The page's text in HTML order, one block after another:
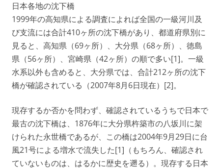
日本各地の沈下橋
1999年の高知県による調査によれば全国の一級河川及
び支流には合計410ヶ所の沈下橋があり、都道府県別に
見ると、高知県（69ヶ所）、大分県（68ヶ所）、徳島
県（56ヶ所）、宮崎県（42ヶ所）の順で多い[1]。一級
水系以外も含めると、大分県では、合計212ヶ所の沈下
橋が確認されている（2007年8月6日現在）[2]。
現存するか否かを問わず、確認されているうちで日本で
最古の沈下橋は、1876年に大分県杵築市の八坂川に架
けられた永世橋であるが、この橋は2004年9月29日に台
風21号による増水で流失した[1]（もちろん、確認され
ていないものは、はるかに歴史を遡る）。現存する日本